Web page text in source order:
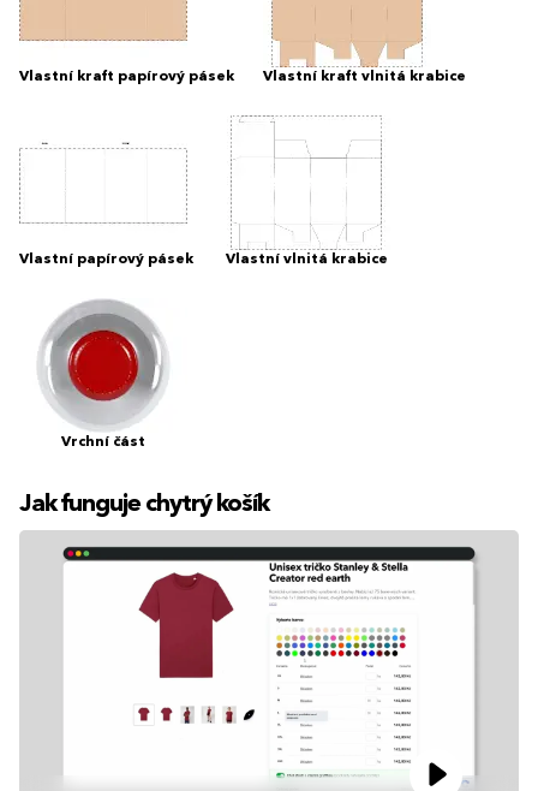
Vlastní kraft papírový pásek Vlastní kraft vlnitá krabice
Vlastní papírový pásek Vlastní vlnitá krabice
Vrchní část
Jak funguje chytrý košík